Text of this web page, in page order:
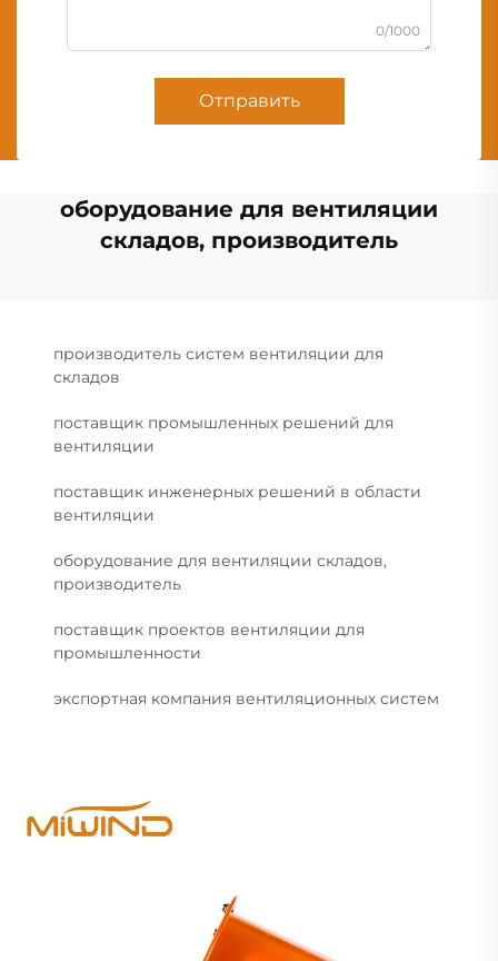
0/1000
Отправить
оборудование для вентиляции
складов, производитель
производитель систем вентиляции для
складов
поставщик промышленных решений для
вентиляции
поставщик инженерных решений в области
вентиляции
оборудование для вентиляции складов,
производитель
поставщик проектов вентиляции для
промышленности
экспортная компания вентиляционных систем